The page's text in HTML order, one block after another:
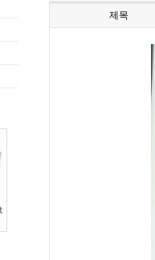
제목